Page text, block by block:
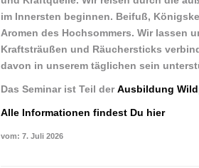
im Innersten beginnen. Beifuß,
Aromen des Hochsommers. Wir lassen
Kraftsträußen und Räuchersticks
davon in unserem täglichen sein
Das Seminar ist Teil derAusbildung
Alle Informationen findest Du hier
vom: 7. Juli 2026